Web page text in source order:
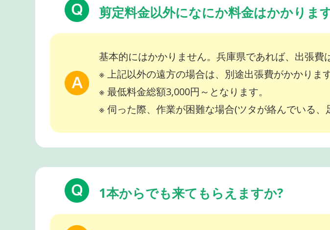
剪定料金以外になにか料金はかかりま
基本的にはかかりません。兵庫県であれば、出張費
※ 上記以外の遠方の場合は、別途出張費がかかります
※ 最低料金総額3,000円～となります。
※ 伺った際、作業が困難な場合(ツタが絡んでいる
1本からでも来てもらえますか?